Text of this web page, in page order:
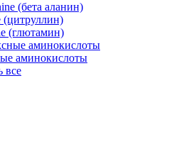
(бета аланин)
(цитруллин)
(глютамин)
аминокислоты
аминокислоты
все